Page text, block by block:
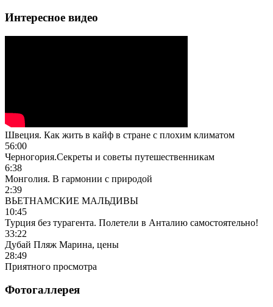
Интересное видео
Швеция. Как жить в кайф в стране с плохим климатом
56:00
Черногория.Секреты и советы путешественникам
6:38
Монголия. В гармонии с природой
2:39
ВЬЕТНАМСКИЕ МАЛЬДИВЫ
10:45
Турция без турагента. Полетели в Анталию самостоятельно!
33:22
Дубай Пляж Марина, цены
28:49
Приятного просмотра
Фотогаллерея